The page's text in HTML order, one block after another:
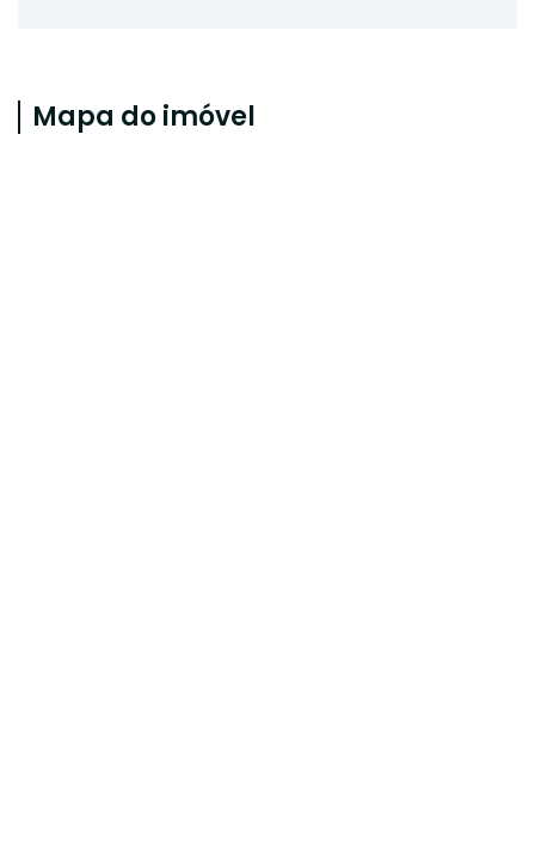
Mapa do imóvel